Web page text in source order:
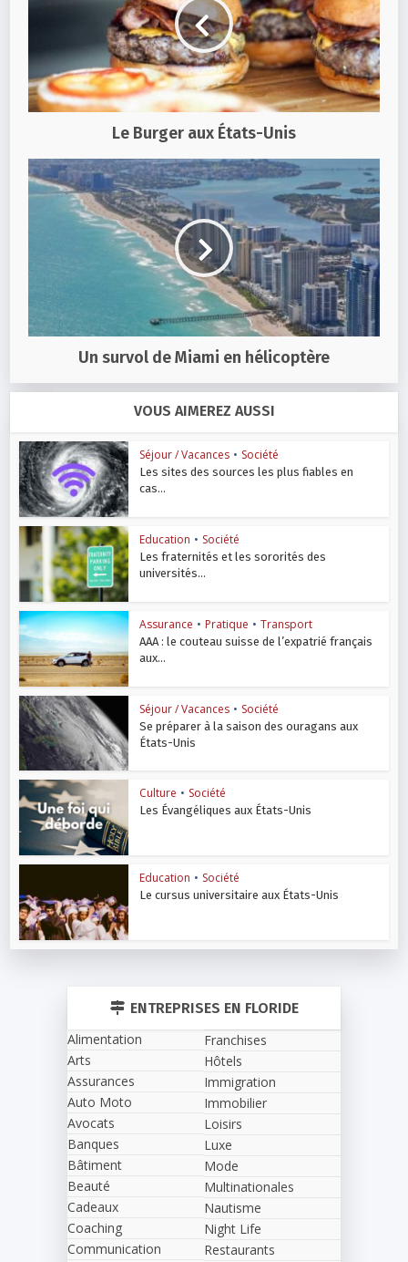
Le Burger aux États-Unis
Un survol de Miami en hélicoptère
VOUS AIMEREZ AUSSI
Séjour / Vacances • Société
Les sites des sources les plus fiables en
cas...
Education • Société
Les fraternités et les sororités des
universités...
Assurance • Pratique • Transport
AAA : le couteau suisse de l’expatrié français
aux...
Séjour / Vacances • Société
Se préparer à la saison des ouragans aux
États-Unis
Culture • Société
Les Évangéliques aux États-Unis
Education • Société
Le cursus universitaire aux États-Unis
ENTREPRISES EN FLORIDE
Alimentation
Arts
Assurances
Auto Moto
Avocats
Banques
Bâtiment
Beauté
Cadeaux
Coaching
Communication
Franchises
Hôtels
Immigration
Immobilier
Loisirs
Luxe
Mode
Multinationales
Nautisme
Night Life
Restaurants